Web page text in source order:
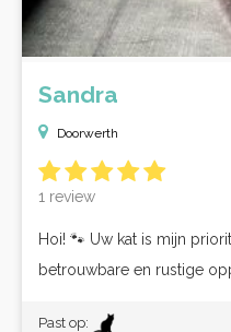
Sandra
Doorwerth
1 review
Hoi! 🐾 Uw kat is mijn
betrouwbare en rustige
Past op: